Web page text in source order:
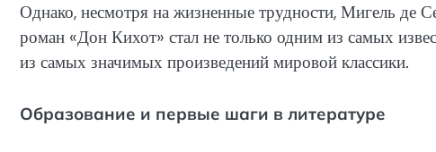
Однако, несмотря на жизненные трудности, Мигель де
роман «Дон Кихот» стал не только одним из самых
из самых значимых произведений мировой классики.
Образование и первые шаги в литературе